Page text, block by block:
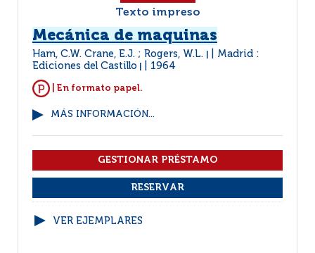
Texto impreso
Mecánica de maquinas
Ham, C.W. Crane, E.J. ; Rogers, W.L.
Madrid :
Ediciones del Castillo
1964
| En formato papel.
MÁS INFORMACIÓN...
VER EJEMPLARES